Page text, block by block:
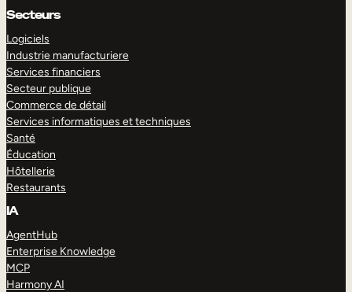
Secteurs
Logiciels
Industrie manufacturiere
Services financiers
Secteur publique
Commerce de détail
Services informatiques et techniques
Santé
Éducation
Hôtellerie
Restaurants
IA
AgentHub
Enterprise Knowledge
MCP
Harmony AI